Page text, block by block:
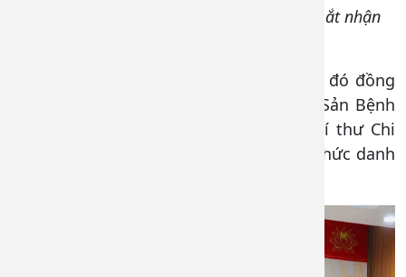
Chi ủy Chi bộ 3 nhiệm kỳ 2025-2027 ra mắt nhận
Chi ủy Chi bộ 9 gồm 03 đồng chí, trong đó đồng
chí Trần Đình Thùy – Trưởng khoa phụ Sản Bệnh
viện Đồng Nai-2 trúng cử chức danh Bí thư Chi
bộ, đồng chí Trần Thị Tố Thơ trúng cử chức danh